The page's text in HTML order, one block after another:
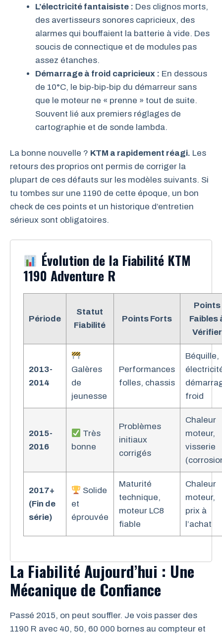
L’électricité fantaisiste : Des clignos morts,
des avertisseurs sonores capricieux, des
alarmes qui bouffaient la batterie à vide. Des
soucis de connectique et de modules pas
assez étanches.
Démarrage à froid capricieux : En dessous
de 10°C, le bip-bip-bip du démarreur sans
que le moteur ne « prenne » tout de suite.
Souvent lié aux premiers réglages de
cartographie et de sonde lambda.
La bonne nouvelle ? KTM a rapidement réagi. Les
retours des proprios ont permis de corriger la
plupart de ces défauts sur les modèles suivants. Si
tu tombes sur une 1190 de cette époque, un bon
check de ces points et un historique d’entretien
sérieux sont obligatoires.
Évolution de la Fiabilité KTM
1190 Adventure R
Période
Statut
Fiabilité
Points Forts
Points
Faibles
Vérifier
2013-
2014
Galères
de
jeunesse
Performances
folles, chassis
Béquille,
froid
2015-
2016
Très
bonne
Problèmes
initiaux
corrigés
Chaleur
moteur,
visserie
2017+
(Fin de
série)
Solide
et
éprouvée
Maturité
technique,
moteur LC8
fiable
Chaleur
moteur,
prix à
l’achat
La Fiabilité Aujourd’hui : Une
Mécanique de Confiance
Passé 2015, on peut souffler. Je vois passer des
1190 R avec 40, 50, 60 000 bornes au compteur et